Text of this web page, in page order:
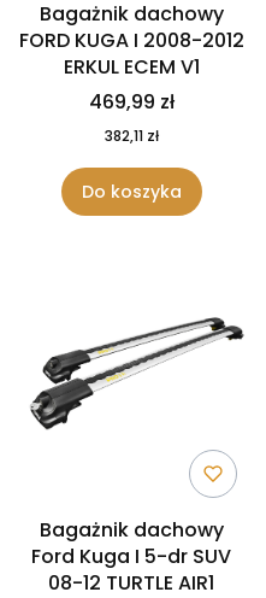
Bagażnik dachowy
FORD KUGA I 2008-2012
ERKUL ECEM V1
469,99 zł
382,11 zł
Do koszyka
Bagażnik dachowy
Ford Kuga I 5-dr SUV
08-12 TURTLE AIR1